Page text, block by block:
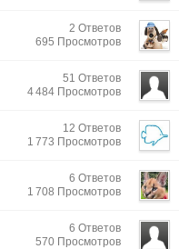
2 Ответов
695 Просмотров
51 Ответов
4 484 Просмотров
12 Ответов
1 773 Просмотров
6 Ответов
1 708 Просмотров
6 Ответов
570 Просмотров